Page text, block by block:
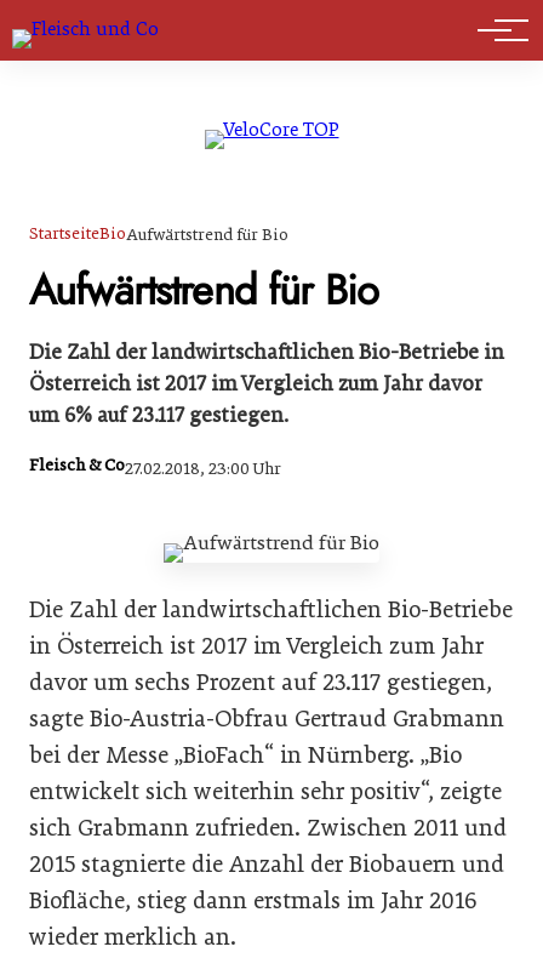
Marktführer
StartseiteBioAufwärtstrend für Bio
Aufwärtstrend für Bio
Die Zahl der landwirtschaftlichen Bio-Betriebe in
Österreich ist 2017 im Vergleich zum Jahr davor
um 6% auf 23.117 gestiegen.
Fleisch & Co27.02.2018, 23:00 Uhr
Die Zahl der landwirtschaftlichen Bio-Betriebe
in Österreich ist 2017 im Vergleich zum Jahr
davor um sechs Prozent auf 23.117 gestiegen,
sagte Bio-Austria-Obfrau Gertraud Grabmann
bei der Messe „BioFach“ in Nürnberg. „Bio
entwickelt sich weiterhin sehr positiv“, zeigte
sich Grabmann zufrieden. Zwischen 2011 und
2015 stagnierte die Anzahl der Biobauern und
Biofläche, stieg dann erstmals im Jahr 2016
wieder merklich an.